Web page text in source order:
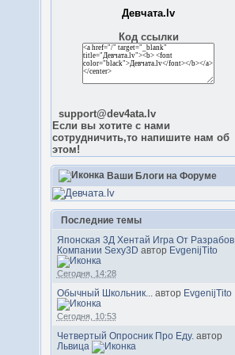
Девчата.lv
Код ссылки
support@dev4ata.lv
Если вы хотите с нами
сотрудничить,то напишите нам об
этом!
Ваши Блоги на Форуме
Последние темы
Японская 3Д Хентай Игра От Разрабов
Компании Sexy3D автор EvgenijTito
Сегодня, 14:28
Обычный Школьник... автор EvgenijTito
Сегодня, 10:53
Четвертый Опросник Про Еду. автор
Львица